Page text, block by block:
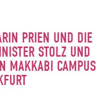
PRIEN UND DIE
STOLZ UND
MAKKABI CAMPUS